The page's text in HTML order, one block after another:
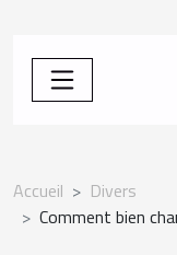
Accueil
Divers
Comment bien